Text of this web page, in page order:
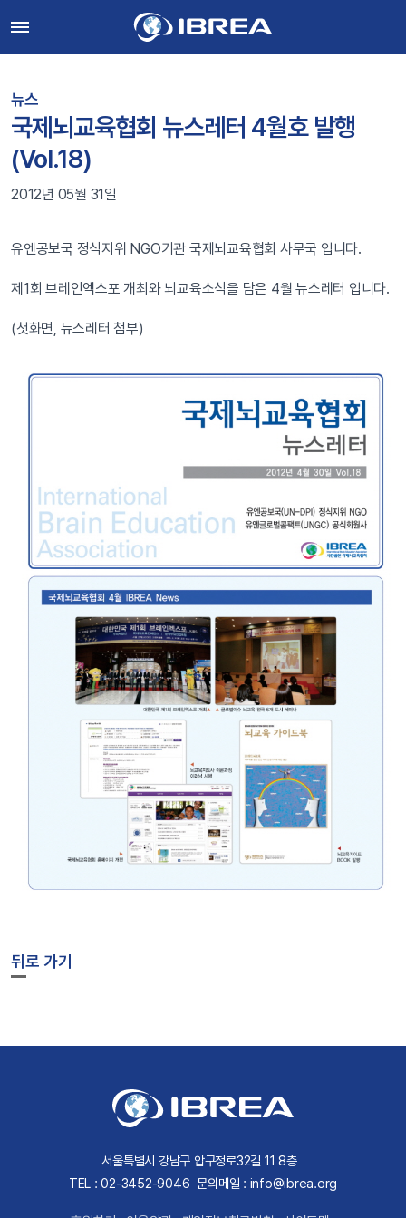
뉴스
국제뇌교육협회 뉴스레터 4월호 발행
(Vol.18)
2012년 05월 31일
유엔공보국 정식지위 NGO기관 국제뇌교육협회 사무국 입니다.
제1회 브레인엑스포 개최와 뇌교육소식을 담은 4월 뉴스레터 입니다.
(첫화면, 뉴스레터 첨부)
뒤로 가기
서울특별시 강남구 압구정로32길 11 8층
TEL : 02-3452-9046 문의메일 : info@ibrea.org